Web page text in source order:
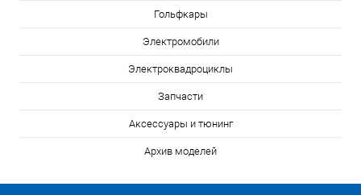
Гольфкары
Электромобили
Электроквадроциклы
Запчасти
Аксессуары и тюнинг
Архив моделей